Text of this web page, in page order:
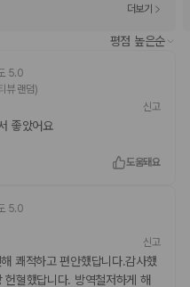
더보기
평점 높은순
5.0
뷰 랜덤)
신고
좋았어요
도움돼요
5.0
신고
쾌적하고 편안했답니다.감사했
혈했답니다. 방역철저하게 해